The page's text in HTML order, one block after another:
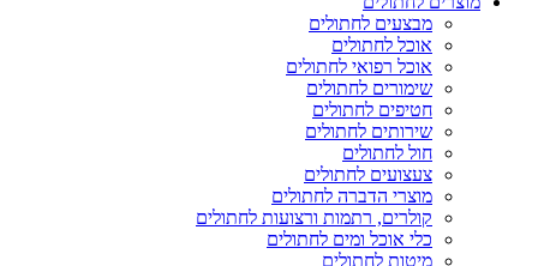
מבצעים לחתולים
אוכל לחתולים
אוכל רפואי לחתולים
שימורים לחתולים
חטיפים לחתולים
שירותים לחתולים
חול לחתולים
צעצועים לחתולים
מוצרי הדברה לחתולים
קולרים, רתמות ורצועות לחתולים
כלי אוכל ומים לחתולים
מיטות לחתולים